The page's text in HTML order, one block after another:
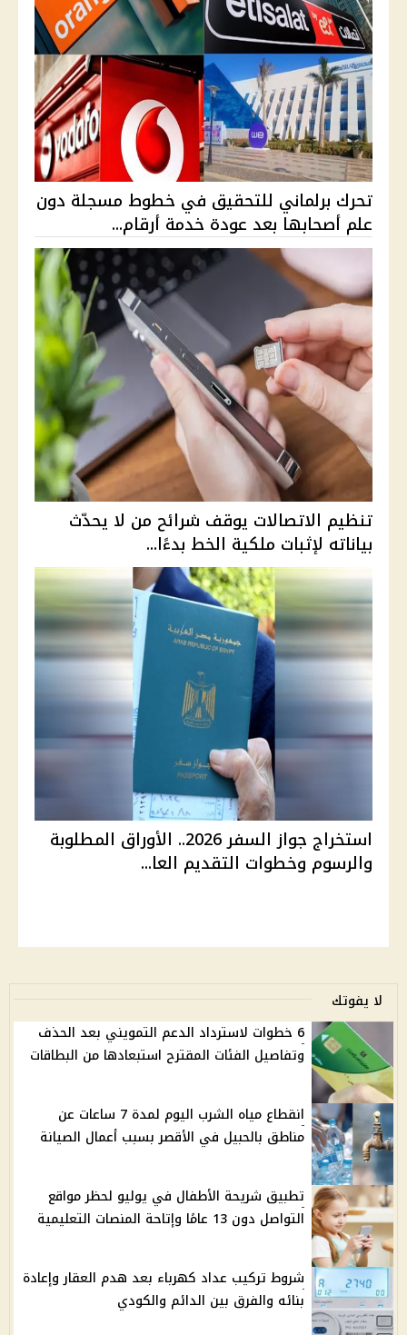
تحرك برلماني للتحقيق في خطوط مسجلة دون
علم أصحابها بعد عودة خدمة أرقام...
تنظيم الاتصالات يوقف شرائح من لا يحدّث
بياناته لإثبات ملكية الخط بدءًا...
استخراج جواز السفر 2026.. الأوراق المطلوبة
والرسوم وخطوات التقديم العا...
لا يفوتك
6 خطوات لاسترداد الدعم التمويني بعد الحذف
وتفاصيل الفئات المقترح استبعادها من البطاقات
انقطاع مياه الشرب اليوم لمدة 7 ساعات عن
مناطق بالحبيل في الأقصر بسبب أعمال الصيانة
تطبيق شريحة الأطفال في يوليو لحظر مواقع
التواصل دون 13 عامًا وإتاحة المنصات التعليمية
شروط تركيب عداد كهرباء بعد هدم العقار وإعادة
بنائه والفرق بين الدائم والكودي